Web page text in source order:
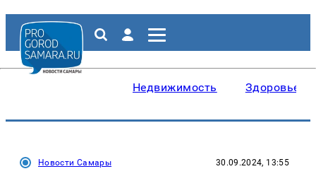
Недвижимость Здоровье
Новости Самары 30.09.2024, 13:55